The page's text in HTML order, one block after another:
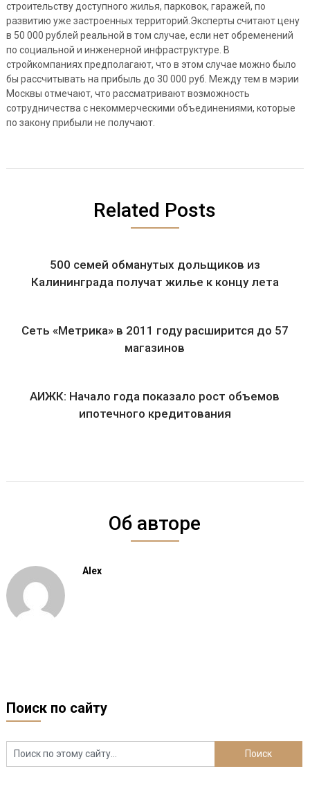
строительству доступного жилья, парковок, гаражей, по
развитию уже застроенных территорий.Эксперты считают цену
в 50 000 рублей реальной в том случае, если нет обременений
по социальной и инженерной инфраструктуре. В
стройкомпаниях предполагают, что в этом случае можно было
бы рассчитывать на прибыль до 30 000 руб. Между тем в мэрии
Москвы отмечают, что рассматривают возможность
сотрудничества с некоммерческими объединениями, которые
по закону прибыли не получают.
Related Posts
500 семей обманутых дольщиков из
Калининграда получат жилье к концу лета
Сеть «Метрика» в 2011 году расширится до 57
магазинов
АИЖК: Начало года показало рост объемов
ипотечного кредитования
Об авторе
Alex
Поиск по сайту